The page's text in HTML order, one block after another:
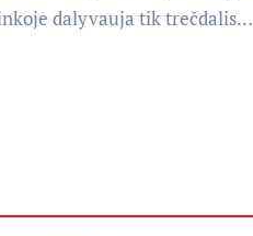
dalyvauja tik trečdalis…